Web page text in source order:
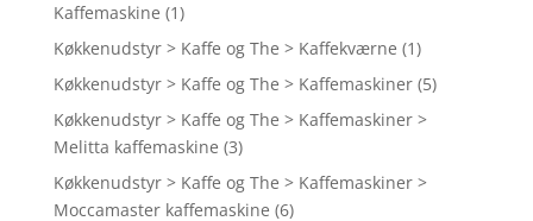
Kaffemaskine (1)
Køkkenudstyr > Kaffe og The > Kaffekværne (1)
Køkkenudstyr > Kaffe og The > Kaffemaskiner (5)
Køkkenudstyr > Kaffe og The > Kaffemaskiner >
Melitta kaffemaskine (3)
Køkkenudstyr > Kaffe og The > Kaffemaskiner >
Moccamaster kaffemaskine (6)